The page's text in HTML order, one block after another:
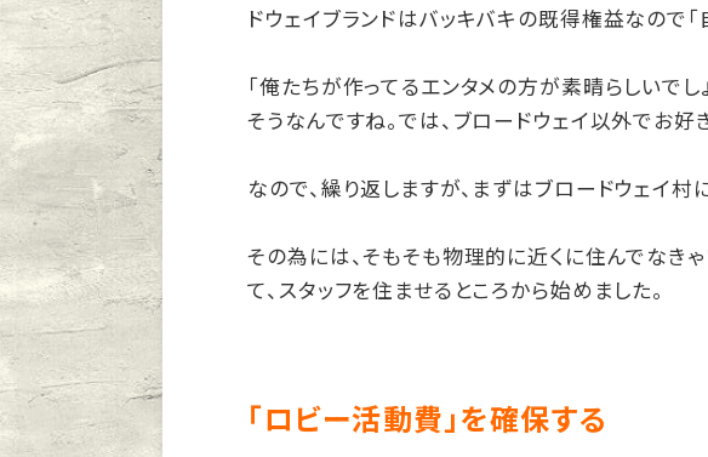
ドウェイブランドはバッキバキの既得権益なので
「俺たちが作ってるエンタメの方が素晴らしいでしょ
そうなんですね。では、ブロードウェイ以外でお好
なので、繰り返しますが、まずはブロードウェイ村
その為には、そもそも物理的に近くに住んでなき
て、スタッフを住ませるところから始めました。
「ロビー活動費」を確保する